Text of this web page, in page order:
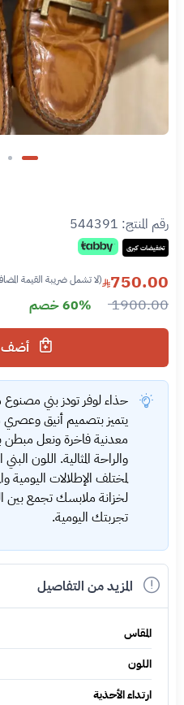
رقم المنتج: 544391
تخفيضات كبرى
750.00 (لا تشمل ضريبة القيمة
1900.00 60% خصم
حذاء لوفر تودز بني
يتميز بتصميم أنيق
معدنية فاخرة ونعل مبطن
والراحة المثالية. اللون
لمختلف الإطلالات اليومية
لخزانة ملابسك تجمع بين
تجربتك اليومية.
المزيد من التفاصيل
المقاس
اللون
ارتداء الأحذية